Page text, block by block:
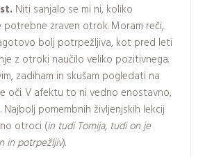
Niti sanjalo se mi ni, koliko
zraven otrok. Moram reči,
bolj potrpežljiva, kot pred leti
z otroki naučilo veliko pozitivnega.
zadiham in skušam pogledati na
oči. V afektu to ni vedno enostavno,
Najbolj pomembnih življenjskih lekcij
otroci (in tudi Tomija, tudi on je
in potrpežljiv).